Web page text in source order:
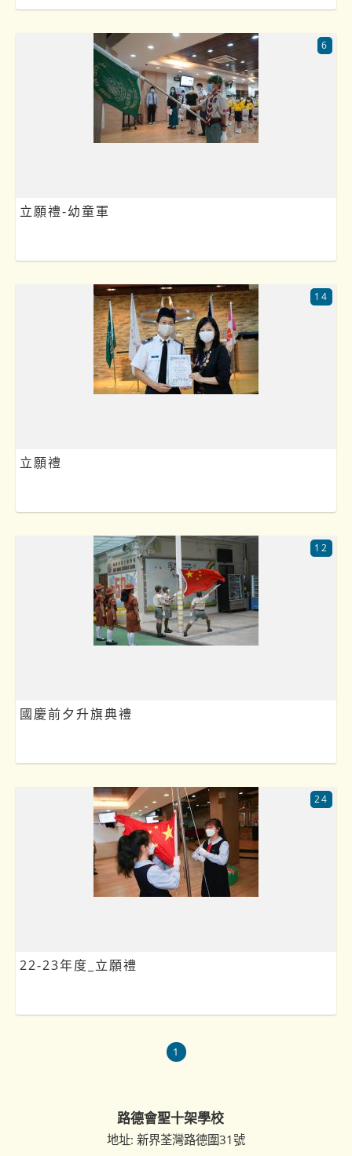
立願禮-幼童軍
6
立願禮
14
國慶前夕升旗典禮
12
22-23年度_立願禮
24
1
路德會聖十架學校
地址: 新界荃灣路德圍31號